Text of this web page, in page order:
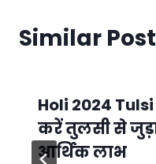
Similar
Holi 2024
करें तुलसी से
आर्थिक लाभ